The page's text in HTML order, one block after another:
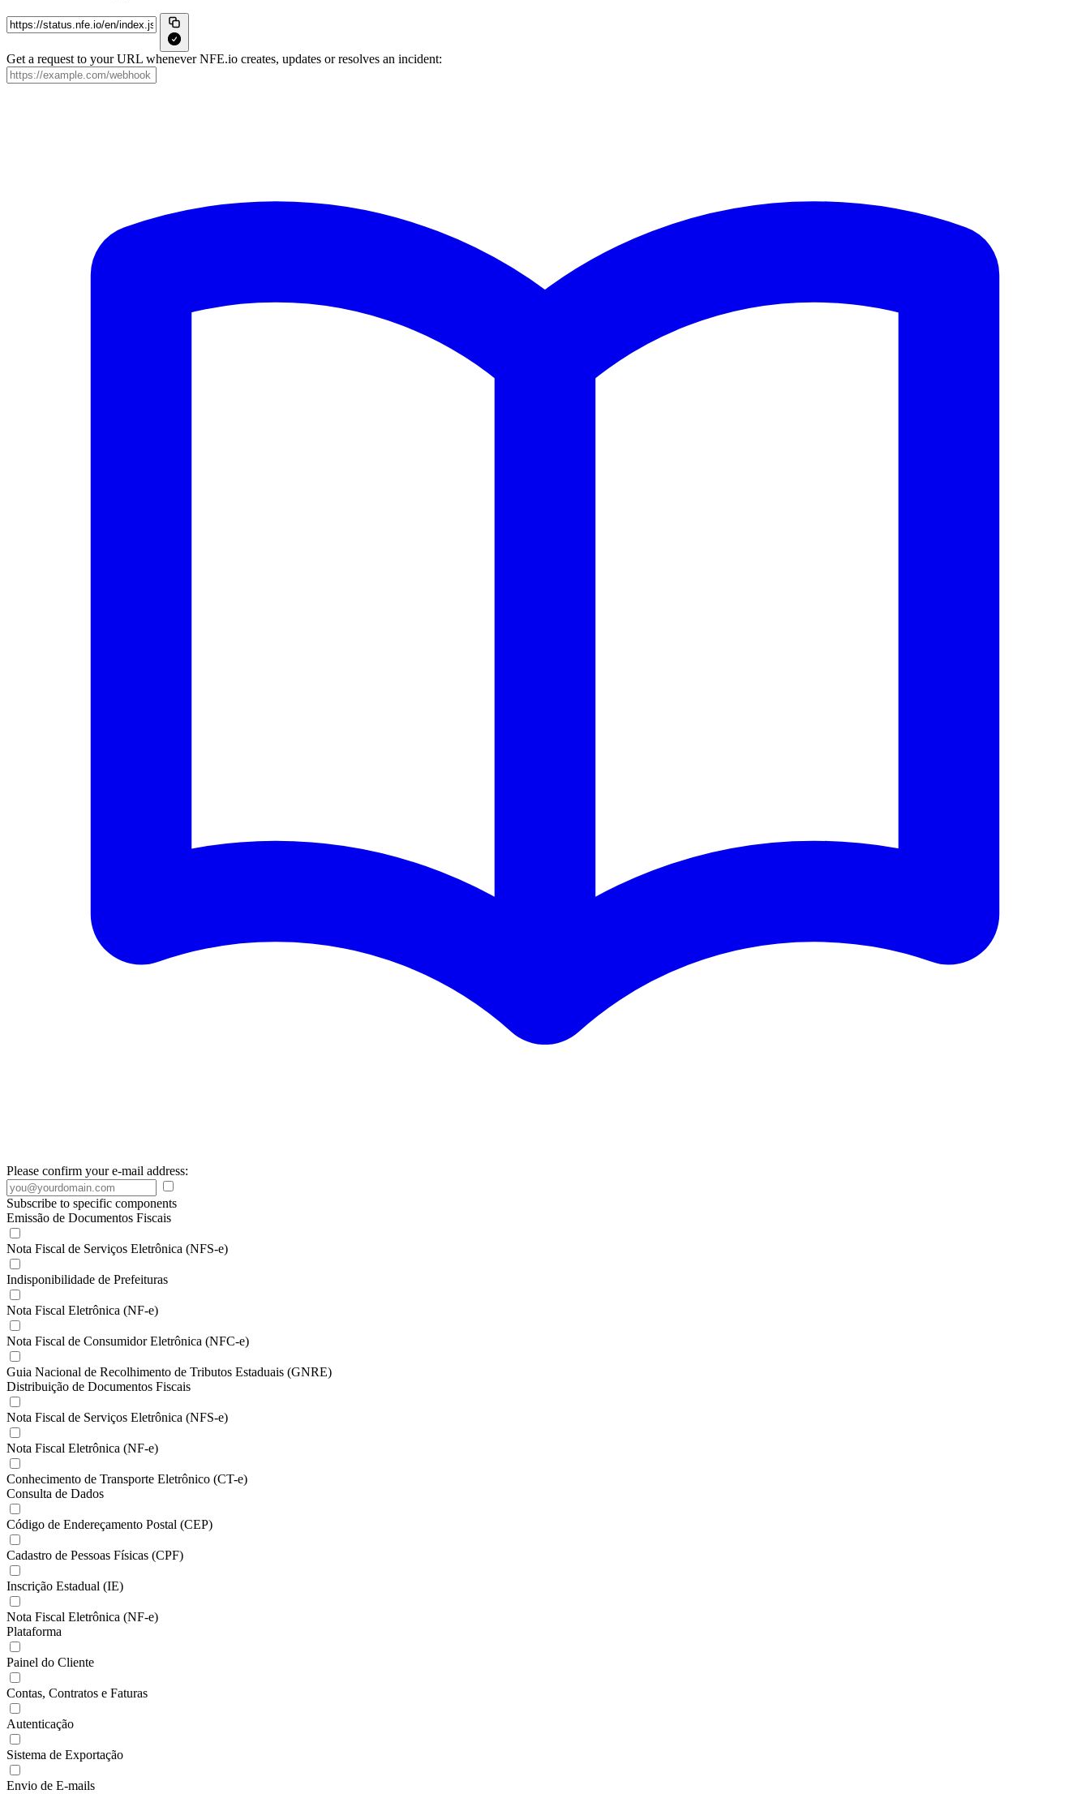
Get a request to your URL whenever NFE.io creates, updates or resolves an incident:
Please confirm your e-mail address:
Subscribe to specific components
Emissão de Documentos Fiscais
Nota Fiscal de Serviços Eletrônica (NFS-e)
Indisponibilidade de Prefeituras
Nota Fiscal Eletrônica (NF-e)
Nota Fiscal de Consumidor Eletrônica (NFC-e)
Guia Nacional de Recolhimento de Tributos Estaduais (GNRE)
Distribuição de Documentos Fiscais
Nota Fiscal de Serviços Eletrônica (NFS-e)
Nota Fiscal Eletrônica (NF-e)
Conhecimento de Transporte Eletrônico (CT-e)
Consulta de Dados
Código de Endereçamento Postal (CEP)
Cadastro de Pessoas Físicas (CPF)
Inscrição Estadual (IE)
Nota Fiscal Eletrônica (NF-e)
Plataforma
Painel do Cliente
Contas, Contratos e Faturas
Autenticação
Sistema de Exportação
Envio de E-mails